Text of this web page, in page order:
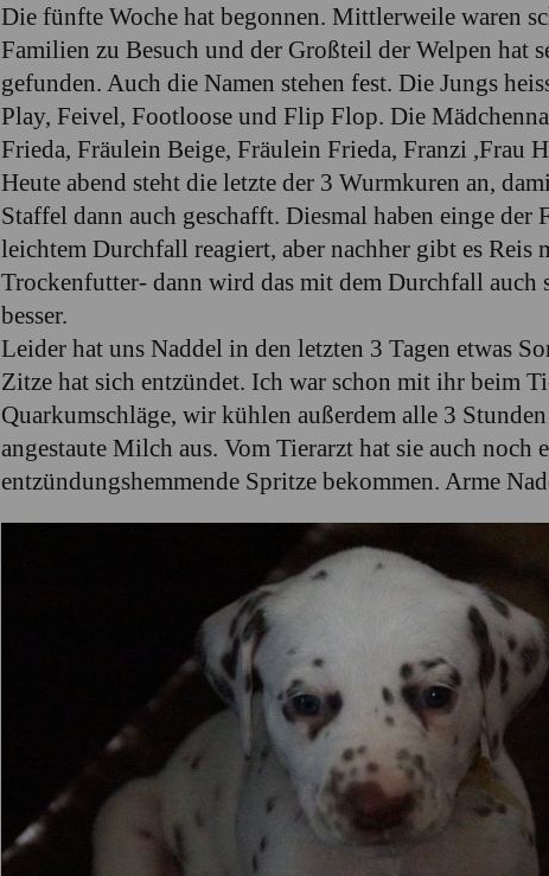
Die fünfte Woche hat begonnen. Mittlerweile waren
Familien zu Besuch und der Großteil der Welpen hat
gefunden. Auch die Namen stehen fest. Die Jungs
Play, Feivel, Footloose und Flip Flop. Die
Frieda, Fräulein Beige, Fräulein Frieda, Franzi ,Frau
Heute abend steht die letzte der 3 Wurmkuren an,
Staffel dann auch geschafft. Diesmal haben einge der
leichtem Durchfall reagiert, aber nachher gibt es Reis
Trockenfutter- dann wird das mit dem Durchfall auch
besser.
Leider hat uns Naddel in den letzten 3 Tagen etwas
Zitze hat sich entzündet. Ich war schon mit ihr beim
Quarkumschläge, wir kühlen außerdem alle 3
angestaute Milch aus. Vom Tierarzt hat sie auch noch
entzündungshemmende Spritze bekommen. Arme